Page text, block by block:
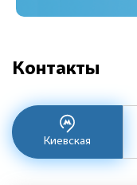
Контакты
Киевская